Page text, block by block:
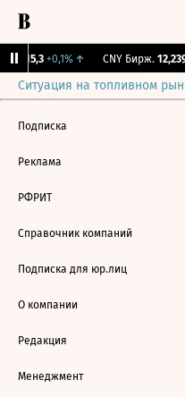
115,3 +0,1%↑ CNY Бирж. 12,239
Ситуация на топливном
Подписка
Реклама
РФРИТ
Справочник компаний
Подписка для юр.лиц
О компании
Редакция
Менеджмент